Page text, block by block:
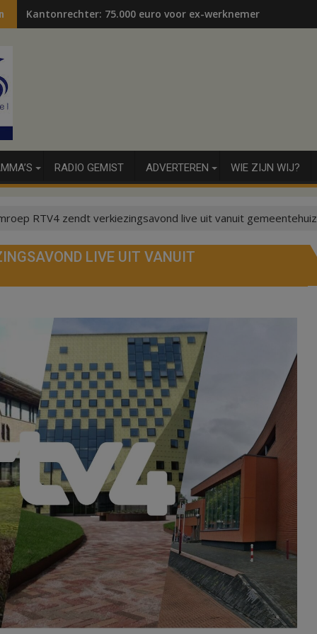
Kantonrechter: 75.000 euro voor ex-werknemers
RADIO GEMIST ADVERTEREN WIE ZIJN WIJ?
RTV4 zendt verkiezingsavond live uit vanuit
LIVE UIT VANUIT